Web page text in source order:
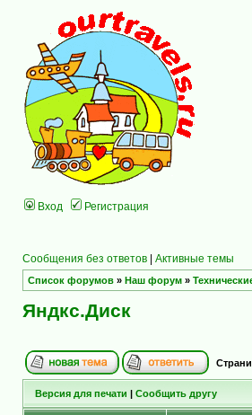
Вход Регистрация
Сообщения без ответов | Активные темы
Список форумов » Наш форум »
Яндкс.Диск
Версия для печати | Сообщить другу